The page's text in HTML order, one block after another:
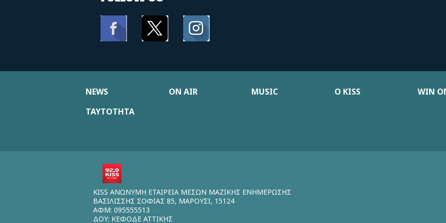
NEWS ON AIR MUSIC Ο KISS WIN
ΤΑΥΤΟΤΗΤΑ
KISS ΑΝΩΝΥΜΗ ΕΤΑΙΡΕΙΑ ΜΕΣΩΝ ΜΑΖΙΚΗΣ ΕΝΗΜΕΡΩΣΗΣ
ΒΑΣΙΛΙΣΣΗΣ ΣΟΦΙΑΣ 85, ΜΑΡΟΥΣΙ, 15124
ΑΦΜ: 095555513
ΔΟΥ: ΚΕΦΟΔΕ ΑΤΤΙΚΗΣ